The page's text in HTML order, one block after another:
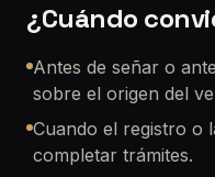
¿Cuándo
Antes de señar o
sobre el origen del
Cuando el registro o
completar trámites.